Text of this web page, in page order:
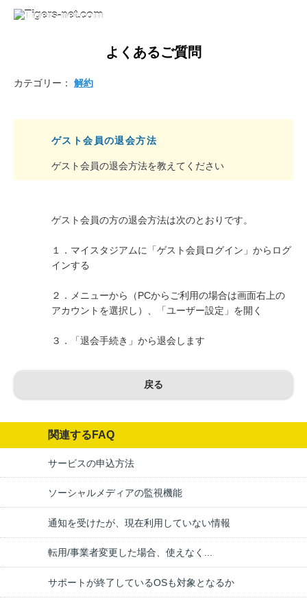
よくあるご質問
ゲスト会員の退会方法
ゲスト会員の退会方法を教えてください
カテゴリー： 解約
ゲスト会員の方の退会方法は次のとおりです。
１．マイスタジアムに「ゲスト会員ログイン」からログ
インする
２．メニューから（PCからご利用の場合は画面右上の
アカウントを選択し）、「ユーザー設定」を開く
３．「退会手続き」から退会します
戻る
関連するFAQ
サービスの申込方法
ソーシャルメディアの監視機能
通知を受けたが、現在利用していない情報
転用/事業者変更した場合、使えなく...
サポートが終了しているOSも対象となるか